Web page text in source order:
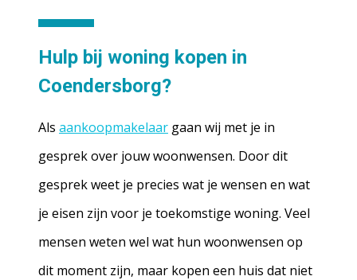
Hulp bij woning kopen in
Coendersborg?
Als aankoopmakelaar gaan wij met je in
gesprek over jouw woonwensen. Door dit
gesprek weet je precies wat je wensen en wat
je eisen zijn voor je toekomstige woning. Veel
mensen weten wel wat hun woonwensen op
dit moment zijn, maar kopen een huis dat niet